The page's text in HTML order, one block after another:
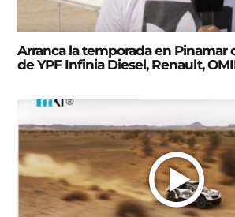
Arranca la temporada en Pinamar
de YPF Infinia Diesel, Renault,